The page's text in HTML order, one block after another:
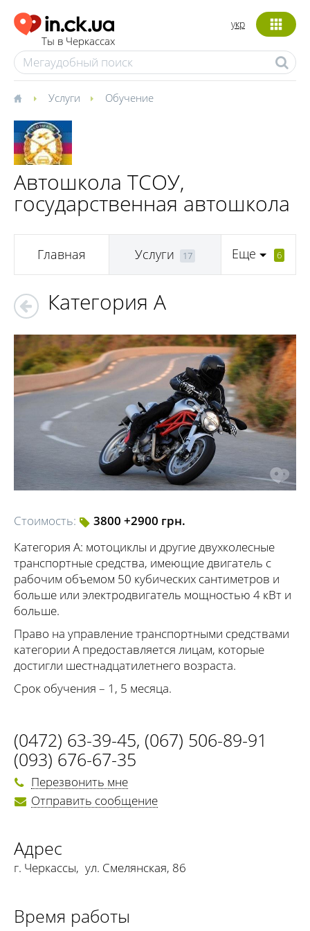
Ты в Черкассах
укр
Услуги Обучение
Автошкола ТСОУ,
государственная автошкола
Главная Услуги 17 Еще 6
Категория А
Стоимость:
3800 +2900 грн.
Категория А: мотоциклы и другие двухколесные
транспортные средства, имеющие двигатель с
рабочим объемом 50 кубических сантиметров и
больше или электродвигатель мощностью 4 кВт и
больше.
Право на управление транспортными средствами
категории А предоставляется лицам, которые
достигли шестнадцатилетнего возраста.
Срок обучения – 1, 5 месяца.
(0472) 63-39-45, (067) 506-89-91
(093) 676-67-35
Перезвонить мне
Отправить сообщение
Адрес
г. Черкассы, ул. Смелянская, 86
Время работы